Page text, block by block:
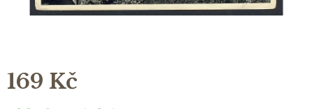
169 Kč
Měrná